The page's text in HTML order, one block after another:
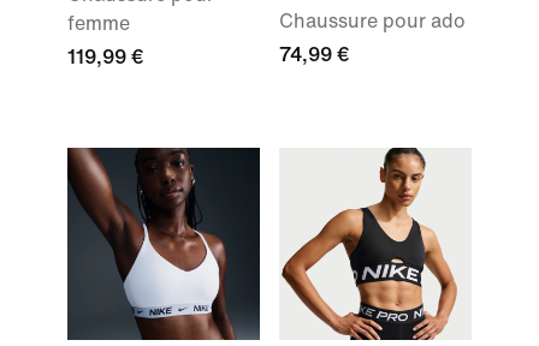
femme
119,99 €
Chaussure pour ado
74,99 €